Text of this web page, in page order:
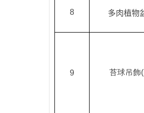
8 多肉植物
9 苔球吊飾(